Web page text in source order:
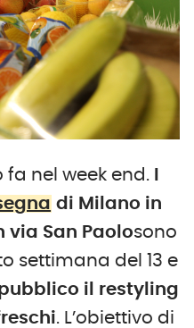
nel week end.
di Milano in
via San Paolosono
settimana del 13 e
il restyling
. L’obiettivo di